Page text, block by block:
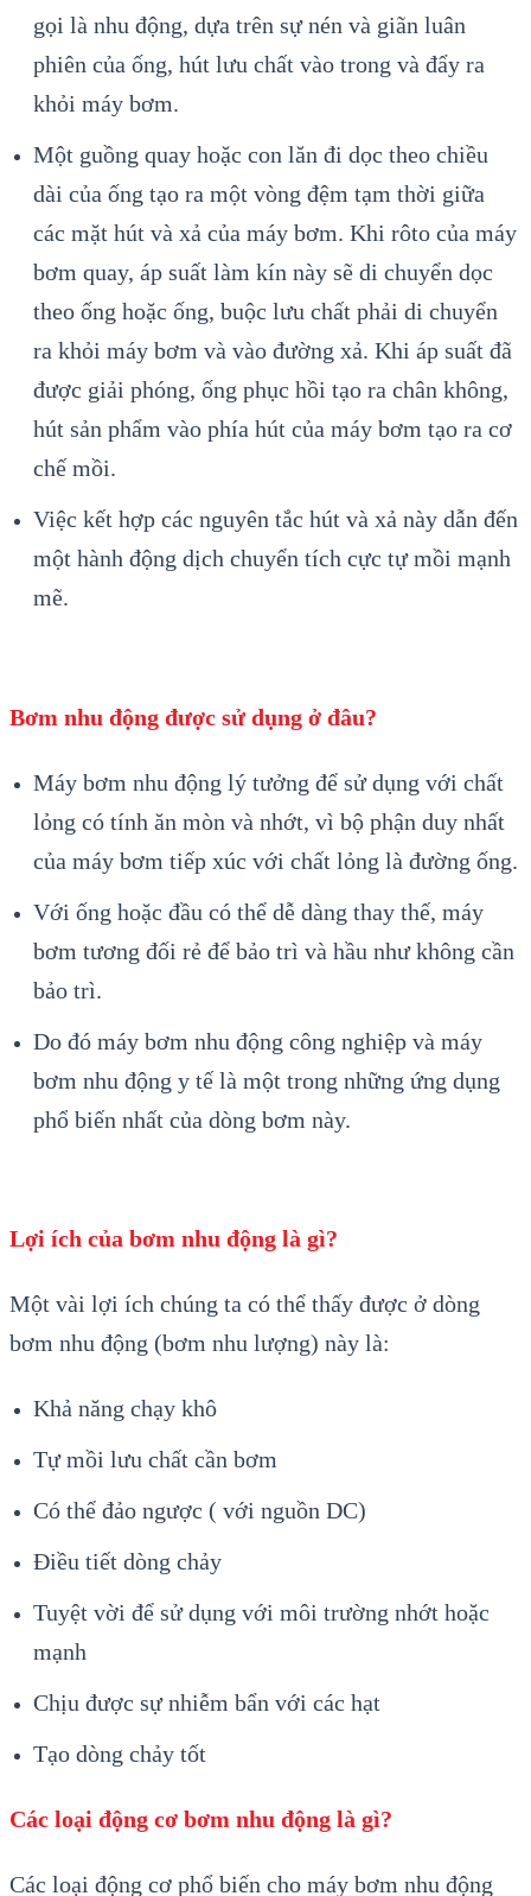
gọi là nhu động, dựa trên sự nén và giãn luân
phiên của ống, hút lưu chất vào trong và đẩy ra
khỏi máy bơm.
Một guồng quay hoặc con lăn đi dọc theo chiều
dài của ống tạo ra một vòng đệm tạm thời giữa
các mặt hút và xả của máy bơm. Khi rôto của máy
bơm quay, áp suất làm kín này sẽ di chuyển dọc
theo ống hoặc ống, buộc lưu chất phải di chuyển
ra khỏi máy bơm và vào đường xả. Khi áp suất đã
được giải phóng, ống phục hồi tạo ra chân không,
hút sản phẩm vào phía hút của máy bơm tạo ra cơ
chế mồi.
Việc kết hợp các nguyên tắc hút và xả này dẫn đến
một hành động dịch chuyển tích cực tự mồi mạnh
mẽ.
Bơm nhu động được sử dụng ở đâu?
Máy bơm nhu động lý tưởng để sử dụng với chất
lỏng có tính ăn mòn và nhớt, vì bộ phận duy nhất
của máy bơm tiếp xúc với chất lỏng là đường ống.
Với ống hoặc đầu có thể dễ dàng thay thế, máy
bơm tương đối rẻ để bảo trì và hầu như không cần
bảo trì.
Do đó máy bơm nhu động công nghiệp và máy
bơm nhu động y tế là một trong những ứng dụng
phổ biến nhất của dòng bơm này.
Lợi ích của bơm nhu động là gì?
Một vài lợi ích chúng ta có thể thấy được ở dòng
bơm nhu động (bơm nhu lượng) này là:
Khả năng chạy khô
Tự mồi lưu chất cần bơm
Có thể đảo ngược ( với nguồn DC)
Điều tiết dòng chảy
Tuyệt vời để sử dụng với môi trường nhớt hoặc
mạnh
Chịu được sự nhiễm bẩn với các hạt
Tạo dòng chảy tốt
Các loại động cơ bơm nhu động là gì?
Các loại động cơ phổ biến cho máy bơm nhu động